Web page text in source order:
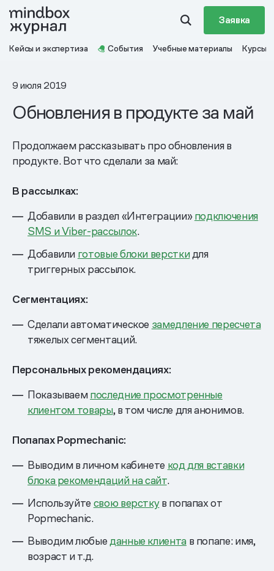
Заявка
Кейсы и экспертиза События Учебные материалы Курсы
9 июля 2019
Обновления в продукте за май
Продолжаем рассказывать про обновления в
продукте. Вот что сделали за май:
В рассылках:
Добавили в раздел «Интеграции»подключения
SMS и Viber-рассылок.
Добавили готовые блоки версткидля
триггерных рассылок.
Сегментациях:
Сделали автоматическое замедление пересчета
тяжелых сегментаций.
Персональных рекомендациях:
Показываемпоследние просмотренные
клиентом товары, в том числе для анонимов.
Попапах Popmechanic:
Выводим в личном кабинете код для вставки
блока рекомендаций на сайт.
Используйте свою версткув попапах от
Popmechanic.
Выводим любыеданные клиентав попапе: имя,
возраст и т.д.